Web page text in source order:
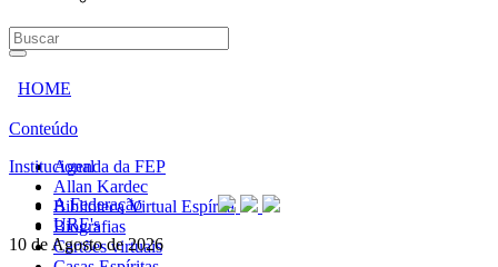
HOME
Conteúdo
Agenda da FEP
Allan Kardec
Biblioteca Virtual Espírita
Biografias
Cartões virtuais
Institucional
A Federação
URE's
10 de Agosto de 2026